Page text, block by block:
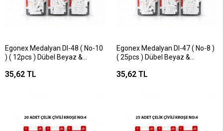
Egonex Medalyan Dl-48 ( No-10
) ( 12pcs ) Dübel Beyaz &
35,62 TL
Egonex Medalyan Dl-47 ( No-8 )
( 25pcs ) Dübel Beyaz &
35,62 TL